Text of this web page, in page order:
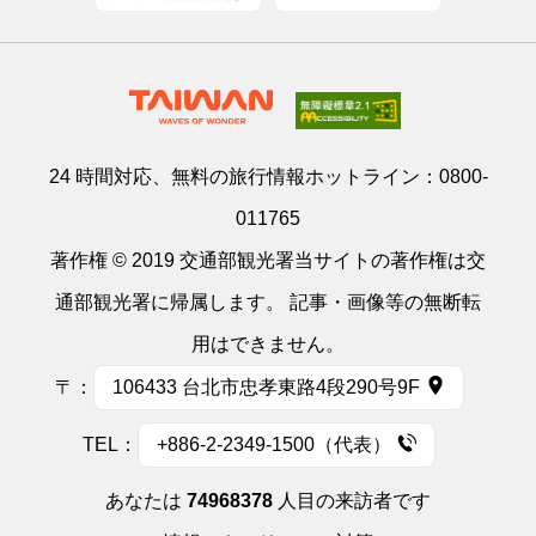
24 時間対応、無料の旅行情報ホットライン： 0800-
011765
著作権 © 2019 交通部観光署当サイトの著作権は交
通部観光署に帰属します。 記事・画像等の無断転
用はできません。
〒： 106433 台北市忠孝東路4段290号9F
TEL： +886-2-2349-1500（代表）
あなたは 74968378 人目の来訪者です